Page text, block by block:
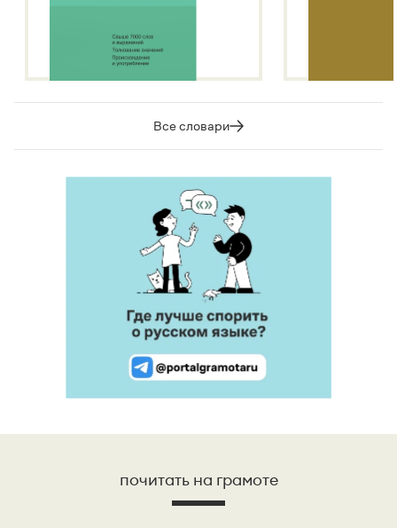
Все словари
почитать на грамоте